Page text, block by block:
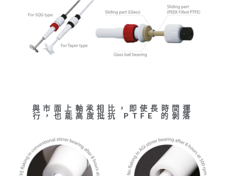
與市面上軸承相比，即使長時間運
行，也能高度抵抗 PTFE 的剝落